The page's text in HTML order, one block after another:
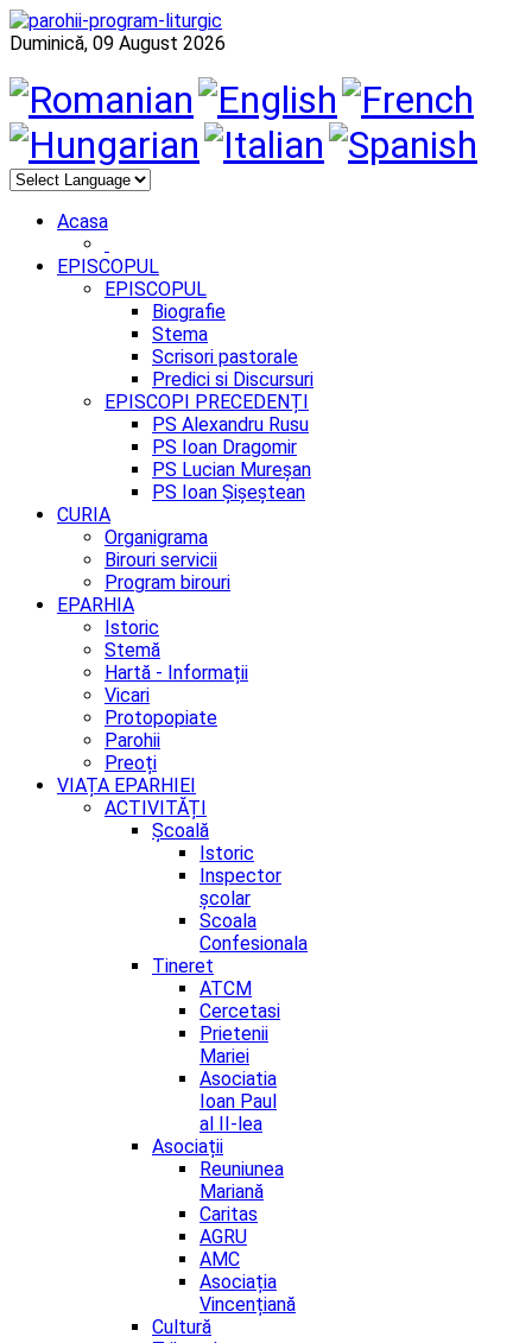
Duminică, 09 August 2026
Acasa
EPISCOPUL
EPISCOPUL
Biografie
Stema
Scrisori pastorale
Predici si Discursuri
EPISCOPI PRECEDENȚI
PS Alexandru Rusu
PS Ioan Dragomir
PS Lucian Mureșan
PS Ioan Șișeștean
CURIA
Organigrama
Birouri servicii
Program birouri
EPARHIA
Istoric
Stemă
Hartă - Informații
Vicari
Protopopiate
Parohii
Preoți
VIAȚA EPARHIEI
ACTIVITĂȚI
Școală
Istoric
Inspector
școlar
Scoala
Confesionala
Tineret
ATCM
Cercetasi
Prietenii
Mariei
Asociatia
Ioan Paul
al II-lea
Asociații
Reuniunea
Mariană
Caritas
AGRU
AMC
Asociația
Vincențiană
Cultură